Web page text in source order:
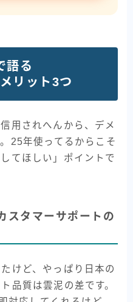
語る
リット3つ
用されへんから、デメ
25年使ってるからこそ
てほしい」ポイントで
スタマーサポートの
けど、やっぱり日本の
品質は雲泥の差です。